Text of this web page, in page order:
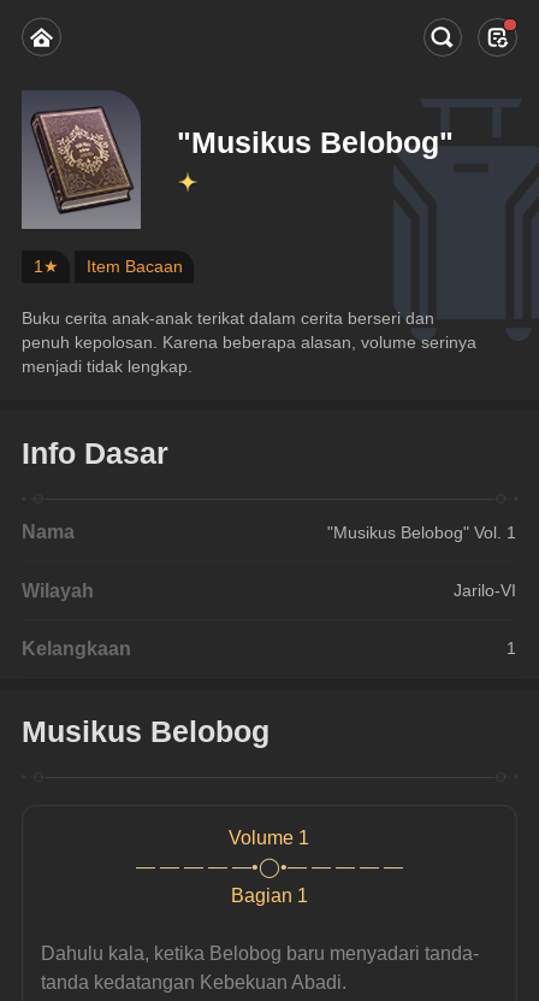
"Musikus Belobog"
1★ Item Bacaan
Buku cerita anak-anak terikat dalam cerita berseri dan
penuh kepolosan. Karena beberapa alasan, volume serinya
menjadi tidak lengkap.
Info Dasar
Nama "Musikus Belobog" Vol. 1
Wilayah Jarilo-VI
Kelangkaan 1
Musikus Belobog
Volume 1
— — — — —•◯•— — — — —
Bagian 1
Dahulu kala, ketika Belobog baru menyadari tanda-
tanda kedatangan Kebekuan Abadi.